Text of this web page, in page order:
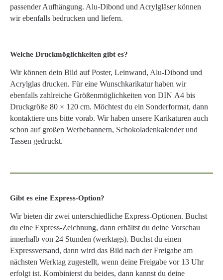
passender Aufhängung. Alu-Dibond und Acrylgläser können
wir ebenfalls bedrucken und liefern.
Welche Druckmöglichkeiten gibt es?
Wir können dein Bild auf Poster, Leinwand, Alu-Dibond und
Acrylglas drucken. Für eine Wunschkarikatur haben wir
ebenfalls zahlreiche Größenmöglichkeiten von DIN A4 bis
Druckgröße 80 × 120 cm. Möchtest du ein Sonderformat, dann
kontaktiere uns bitte vorab. Wir haben unsere Karikaturen auch
schon auf großen Werbebannern, Schokoladenkalender und
Tassen gedruckt.
Gibt es eine Express-Option?
Wir bieten dir zwei unterschiedliche Express-Optionen. Buchst
du eine Express-Zeichnung, dann erhältst du deine Vorschau
innerhalb von 24 Stunden (werktags). Buchst du einen
Expressversand, dann wird das Bild nach der Freigabe am
nächsten Werktag zugestellt, wenn deine Freigabe vor 13 Uhr
erfolgt ist. Kombinierst du beides, dann kannst du deine